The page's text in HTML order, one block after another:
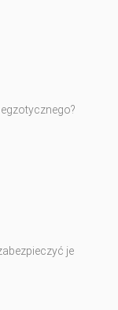
je